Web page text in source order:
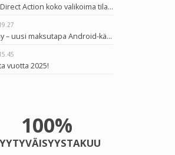
Helikon & Direct Action koko valikoima tilattavissa
Google Pay – uusi maksutapa Android-käyttäjille
vuotta 2025!
100%